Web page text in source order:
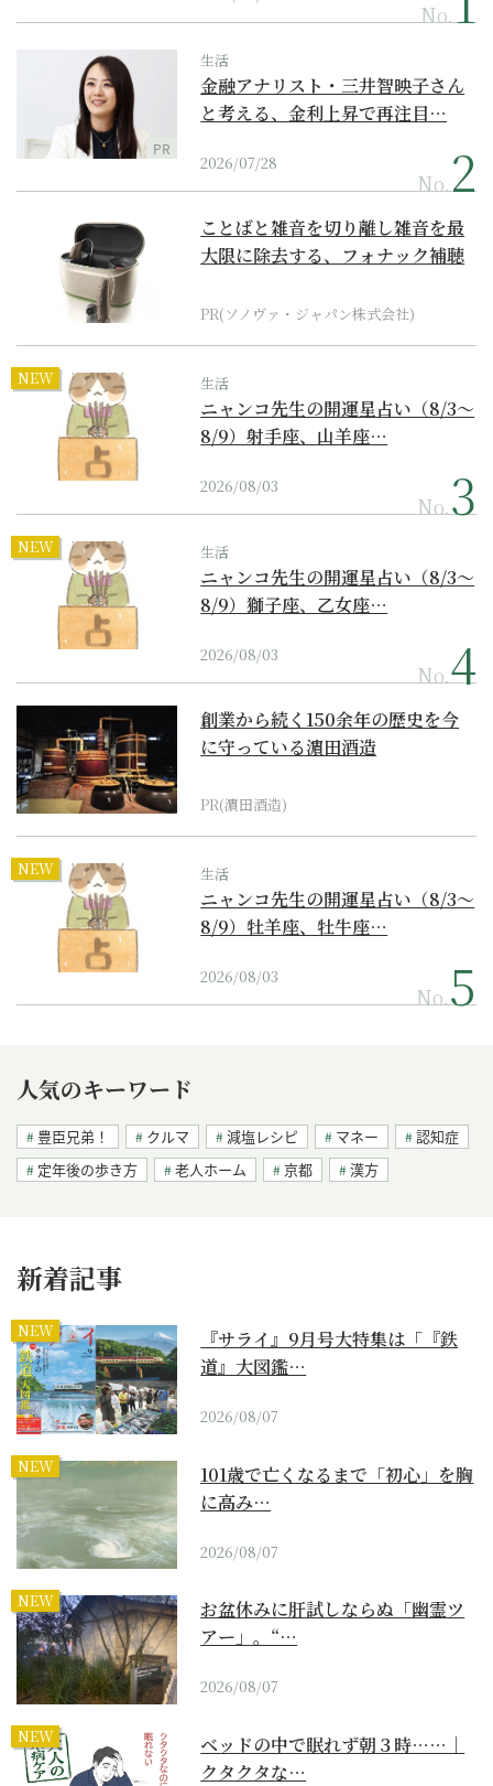
No.
PR
生活
金融アナリスト・三井智映子さん
と考える、金利上昇で再注目…
2026/07/28
No.
ことばと雑音を切り離し雑音を最
大限に除去する、フォナック補聴
PR(ソノヴァ・ジャパン株式会社)
NEW 生活
ニャンコ先生の開運星占い（8/3～
8/9）射手座、山羊座…
2026/08/03
No.
NEW 生活
ニャンコ先生の開運星占い（8/3～
8/9）獅子座、乙女座…
2026/08/03
No.
創業から続く150余年の歴史を今
に守っている濵田酒造
PR(濵田酒造)
NEW 生活
ニャンコ先生の開運星占い（8/3～
8/9）牡羊座、牡牛座…
2026/08/03
No.
人気のキーワード
豊臣兄弟！ クルマ 減塩レシピ マネー
認知症
定年後の歩き方
老人ホーム 京都 漢方
新着記事
NEW
『サライ』9月号大特集は「『鉄
道』大図鑑…
2026/08/07
NEW
101歳で亡くなるまで「初心」を胸
に高み…
2026/08/07
NEW
お盆休みに肝試しならぬ「幽霊ツ
アー」。“…
2026/08/07
NEW
ベッドの中で眠れず朝３時……｜
クタクタな…